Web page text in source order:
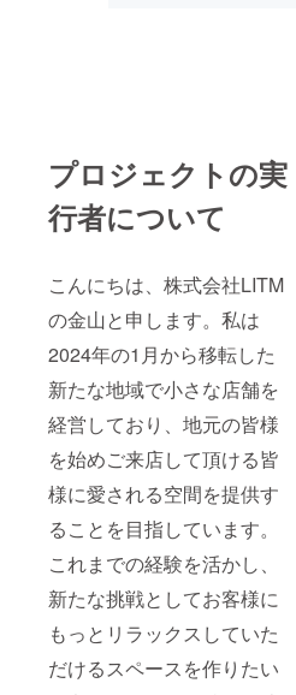
プロジェクトの実
行者について
こんにちは、株式会社LITM
の金山と申します。私は
2024年の1月から移転した
新たな地域で小さな店舗を
経営しており、地元の皆様
を始めご来店して頂ける皆
様に愛される空間を提供す
ることを目指しています。
これまでの経験を活かし、
新たな挑戦としてお客様に
もっとリラックスしていた
だけるスペースを作りたい